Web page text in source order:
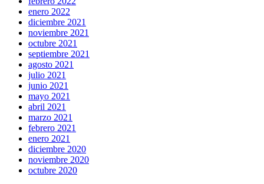
enero 2022
diciembre 2021
noviembre 2021
octubre 2021
septiembre 2021
agosto 2021
julio 2021
junio 2021
mayo 2021
abril 2021
marzo 2021
febrero 2021
enero 2021
diciembre 2020
noviembre 2020
octubre 2020